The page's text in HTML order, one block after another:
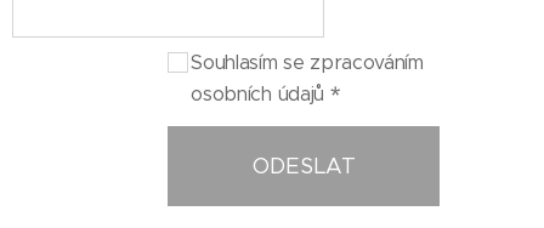
Souhlasím se zpracováním
osobních údajů
ODESLAT